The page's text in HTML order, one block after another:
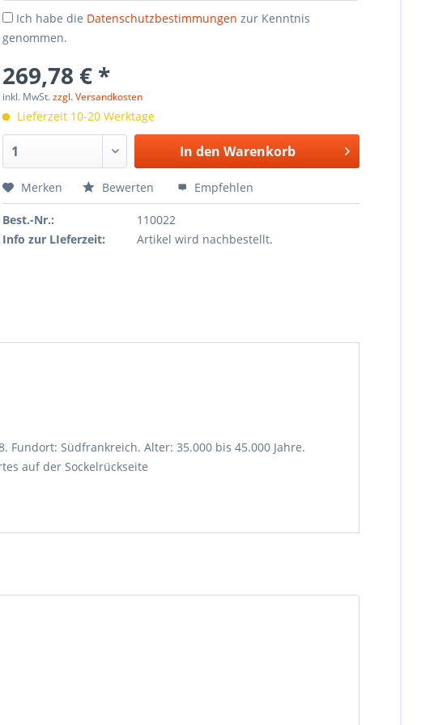
Ich habe die Datenschutzbestimmungen zur Kenntnis
genommen.
269,78 € *
inkl. MwSt.zzgl. Versandkosten
Lieferzeit 10-20 Werktage
In den Warenkorb
Merken Bewerten Empfehlen
Best.-Nr.:
110022
Info zur LIeferzeit:
Artikel wird nachbestellt.
Südfrankreich. Alter: 35.000 bis 45.000 Jahre.
auf der Sockelrückseite